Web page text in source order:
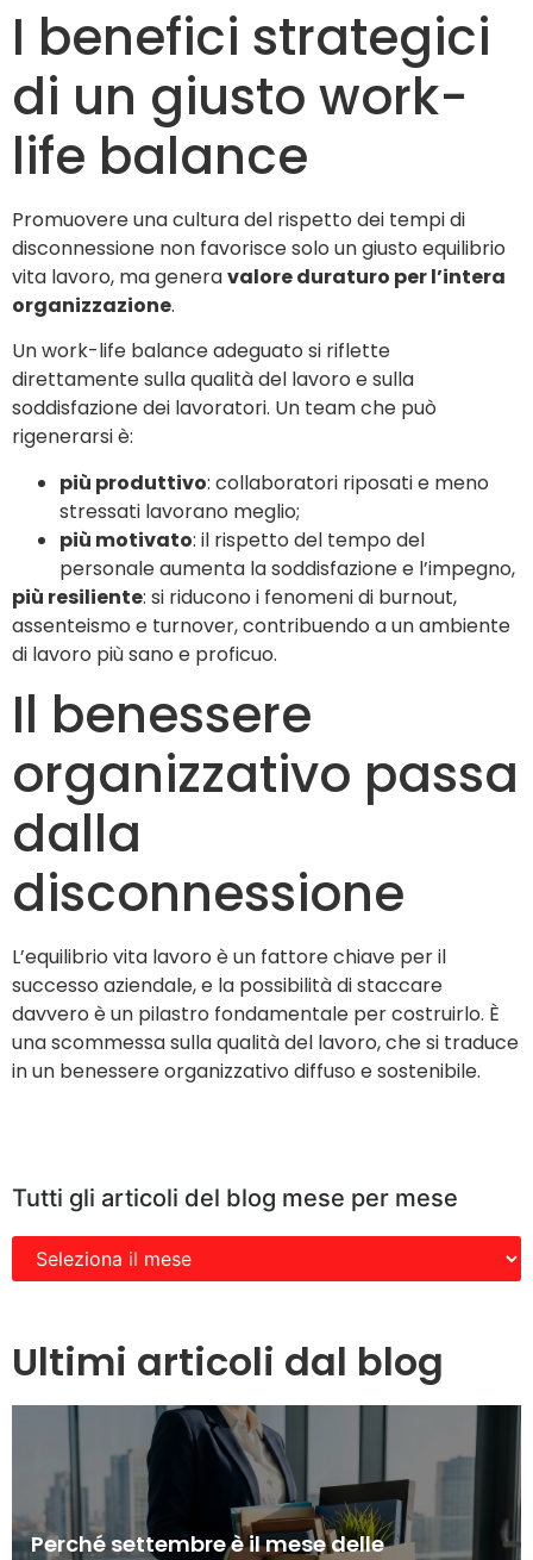
I benefici strategici
di un giusto work-
life balance
Promuovere una cultura del rispetto dei tempi di
disconnessione non favorisce solo un giusto equilibrio
vita lavoro, ma generavalore duraturo per l’intera
organizzazione.
Un work-life balance adeguato si riflette
direttamente sulla qualità del lavoro e sulla
soddisfazione dei lavoratori. Un team che può
rigenerarsi è:
più produttivo: collaboratori riposati e meno
stressati lavorano meglio;
più motivato: il rispetto del tempo del
personale aumenta la soddisfazione e l’impegno,
più resiliente: si riducono i fenomeni di burnout,
assenteismo e turnover, contribuendo a un ambiente
di lavoro più sano e proficuo.
Il benessere
organizzativo passa
dalla
disconnessione
L’equilibrio vita lavoro è un fattore chiave per il
successo aziendale, e la possibilità di staccare
davvero è un pilastro fondamentale per costruirlo. È
una scommessa sulla qualità del lavoro, che si traduce
in un benessere organizzativo diffuso e sostenibile.
Tutti gli articoli del blog mese per mese
Ultimi articoli dal blog
Perché settembre è il mese delle